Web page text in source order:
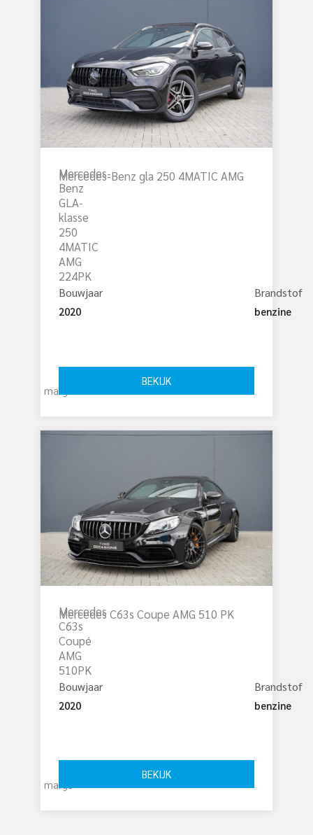
Mercedes-
Benz
GLA-
klasse
250
4MATIC
AMG
224PK
Mercedes-Benz gla 250 4MATIC AMG
Bouwjaar
2020
Brandstof
benzine
marge
€ 27.750 BEKIJK
Mercedes
C63s
Coupé
AMG
510PK
Mercedes C63s Coupe AMG 510 PK
Bouwjaar
2020
Brandstof
benzine
marge
BEKIJK